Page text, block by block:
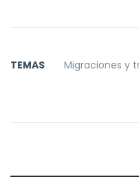
TEMAS Migraciones y